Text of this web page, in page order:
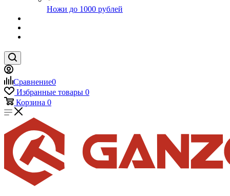
Ножи до 1000 рублей
Сравнение0
Избранные товары 0
Корзина 0